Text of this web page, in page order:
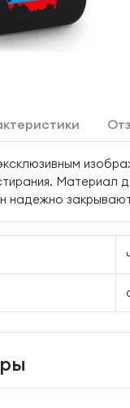
Материал
надежно